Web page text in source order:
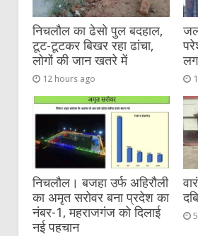
निचलौल का ढेसो पुल बदहाल,
टूट-टूटकर बिखर रहा ढांचा,
लोगों की जान खतरे में
12 hours ago
निचलौल। बजहा उर्फ अहिरौली
का अमृत सरोवर बना प्रदेश का
नंबर-1, महराजगंज को दिलाई
नई पहचान